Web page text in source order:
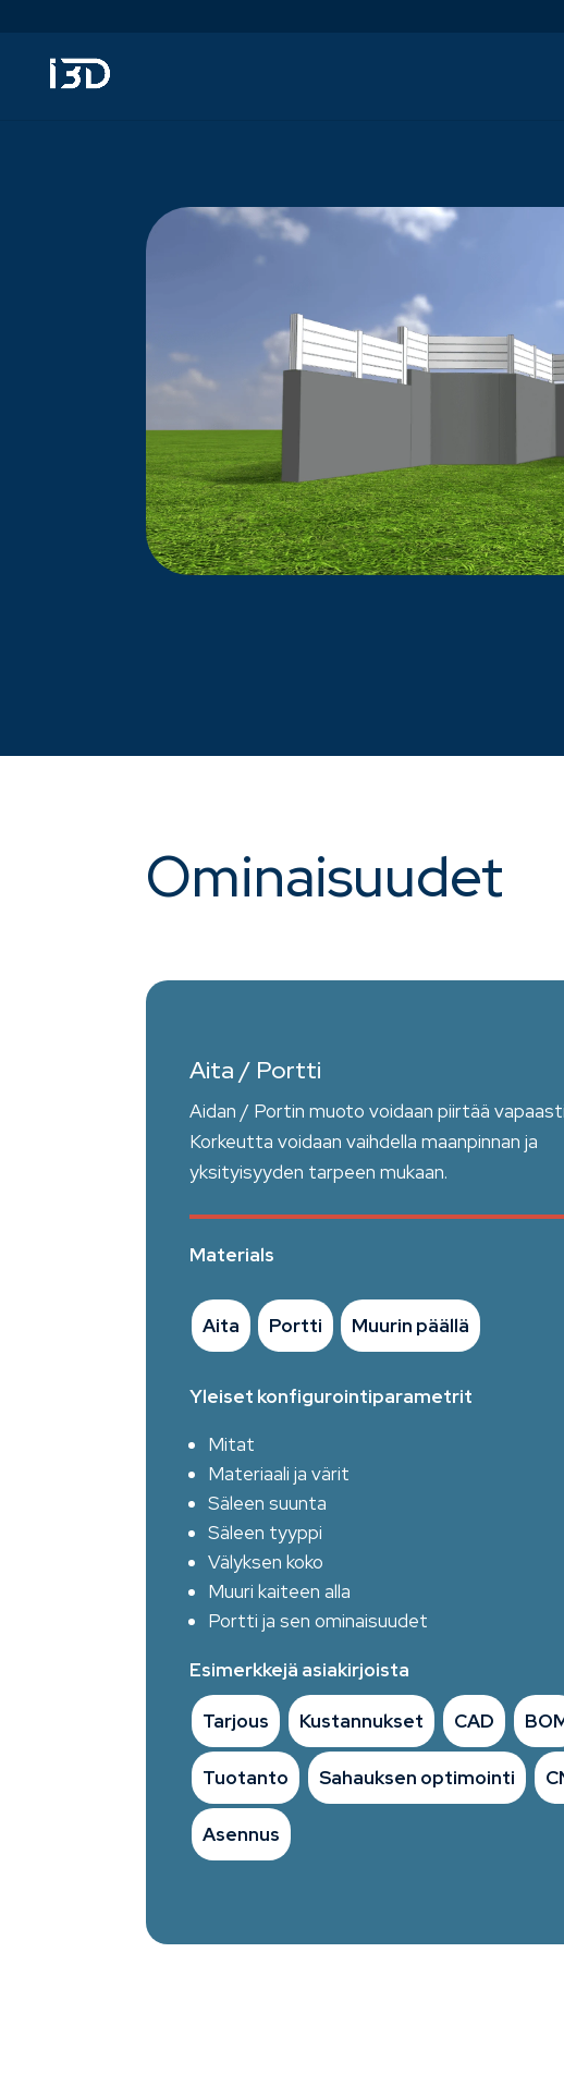
Ominaisuudet
Aita / Portti
Aidan / Portin muoto voidaan piirtää
Korkeutta voidaan vaihdella maanpinnan ja
yksityisyyden tarpeen mukaan.
Materials
Aita Portti Muurin päällä
Yleiset konfigurointiparametrit
Mitat
Materiaali ja värit
Säleen suunta
Säleen tyyppi
Välyksen koko
Muuri kaiteen alla
Portti ja sen ominaisuudet
Esimerkkejä asiakirjoista
Tarjous Kustannukset CAD
Tuotanto Sahauksen optimointi
Asennus